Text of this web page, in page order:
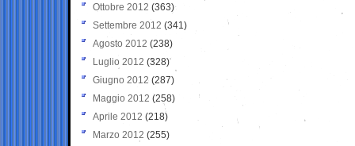
Ottobre 2012 (363)
Settembre 2012 (341)
Agosto 2012 (238)
Luglio 2012 (328)
Giugno 2012 (287)
Maggio 2012 (258)
Aprile 2012 (218)
Marzo 2012 (255)